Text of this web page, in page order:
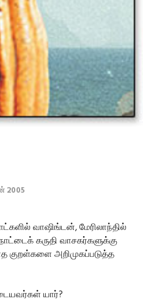
2005
வாஷிங்டன், மேரிலாந்தில்
கருதி வாசகர்களுக்கு
குறள்களை அறிமுகப்படுத்த
யார்?